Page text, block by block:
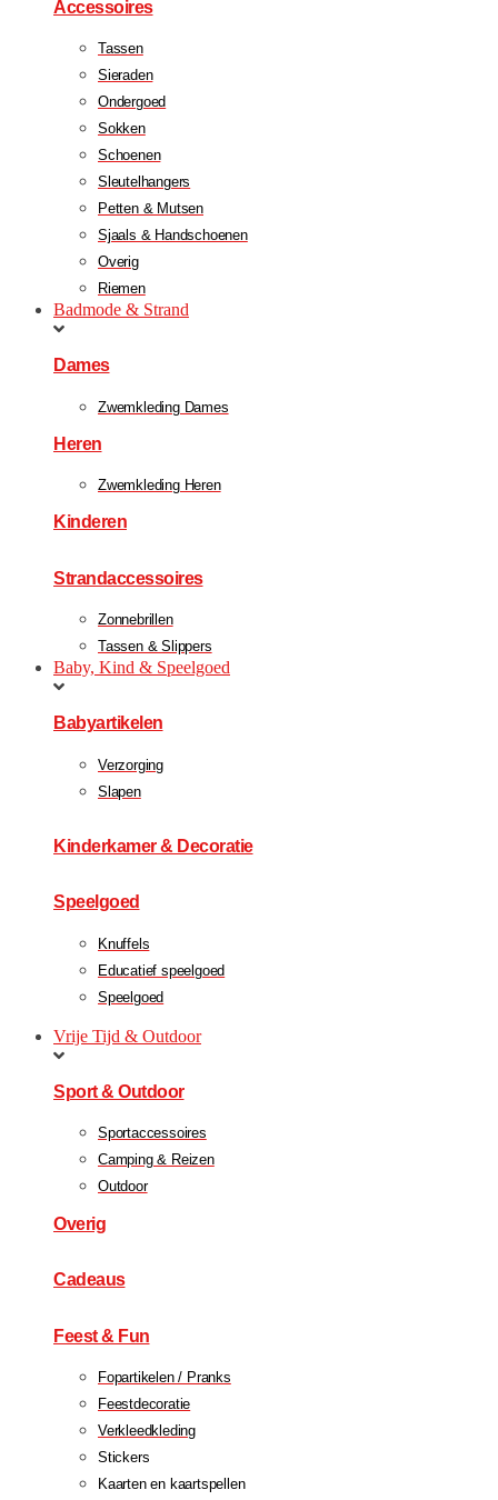
Accessoires
Tassen
Sieraden
Ondergoed
Sokken
Schoenen
Sleutelhangers
Petten & Mutsen
Sjaals & Handschoenen
Overig
Riemen
Badmode & Strand
Dames
Zwemkleding Dames
Heren
Zwemkleding Heren
Kinderen
Strandaccessoires
Zonnebrillen
Tassen & Slippers
Baby, Kind & Speelgoed
Babyartikelen
Verzorging
Slapen
Kinderkamer & Decoratie
Speelgoed
Knuffels
Educatief speelgoed
Speelgoed
Vrije Tijd & Outdoor
Sport & Outdoor
Sportaccessoires
Camping & Reizen
Outdoor
Overig
Cadeaus
Feest & Fun
Fopartikelen / Pranks
Feestdecoratie
Verkleedkleding
Stickers
Kaarten en kaartspellen